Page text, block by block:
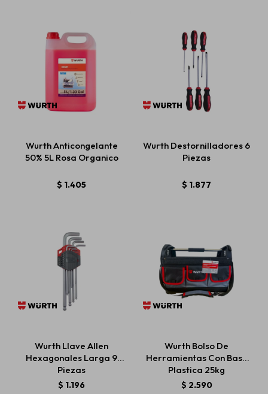
Wurth Anticongelante
50% 5L Rosa Organico
$ 1.405
Wurth Destornilladores 6
Piezas
$ 1.877
Wurth Llave Allen
Hexagonales Larga 9
Piezas
$ 1.196
Wurth Bolso De
Herramientas Con Base
Plastica 25kg
$ 2.590
Baterías
Repuestos
Servicios